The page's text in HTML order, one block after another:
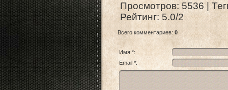
Просмотров: 5536 |
Рейтинг: 5.0/2
Всего комментариев: 0
Имя *:
Email *: